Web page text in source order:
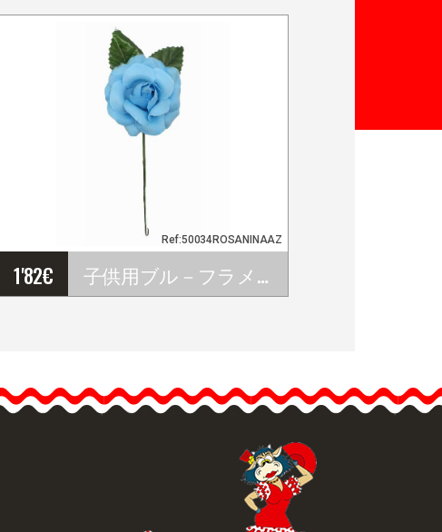
1'82€ 子供用ブル－フラメンココサ－ジュ（花）. 7cm
Ref:50034ROSANINAAZ
こちらは布地製の子供用
ブル－フラメンココサ－
さいサイズの花はとても
クイックビュー